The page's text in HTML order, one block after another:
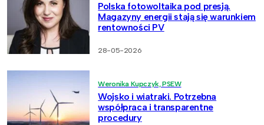
Polska fotowoltaika pod presją.
Magazyny energii stają się warunkiem
rentowności PV
28-05-2026
Weronika Kupczyk, PSEW
Wojsko i wiatraki. Potrzebna
współpraca i transparentne
procedury